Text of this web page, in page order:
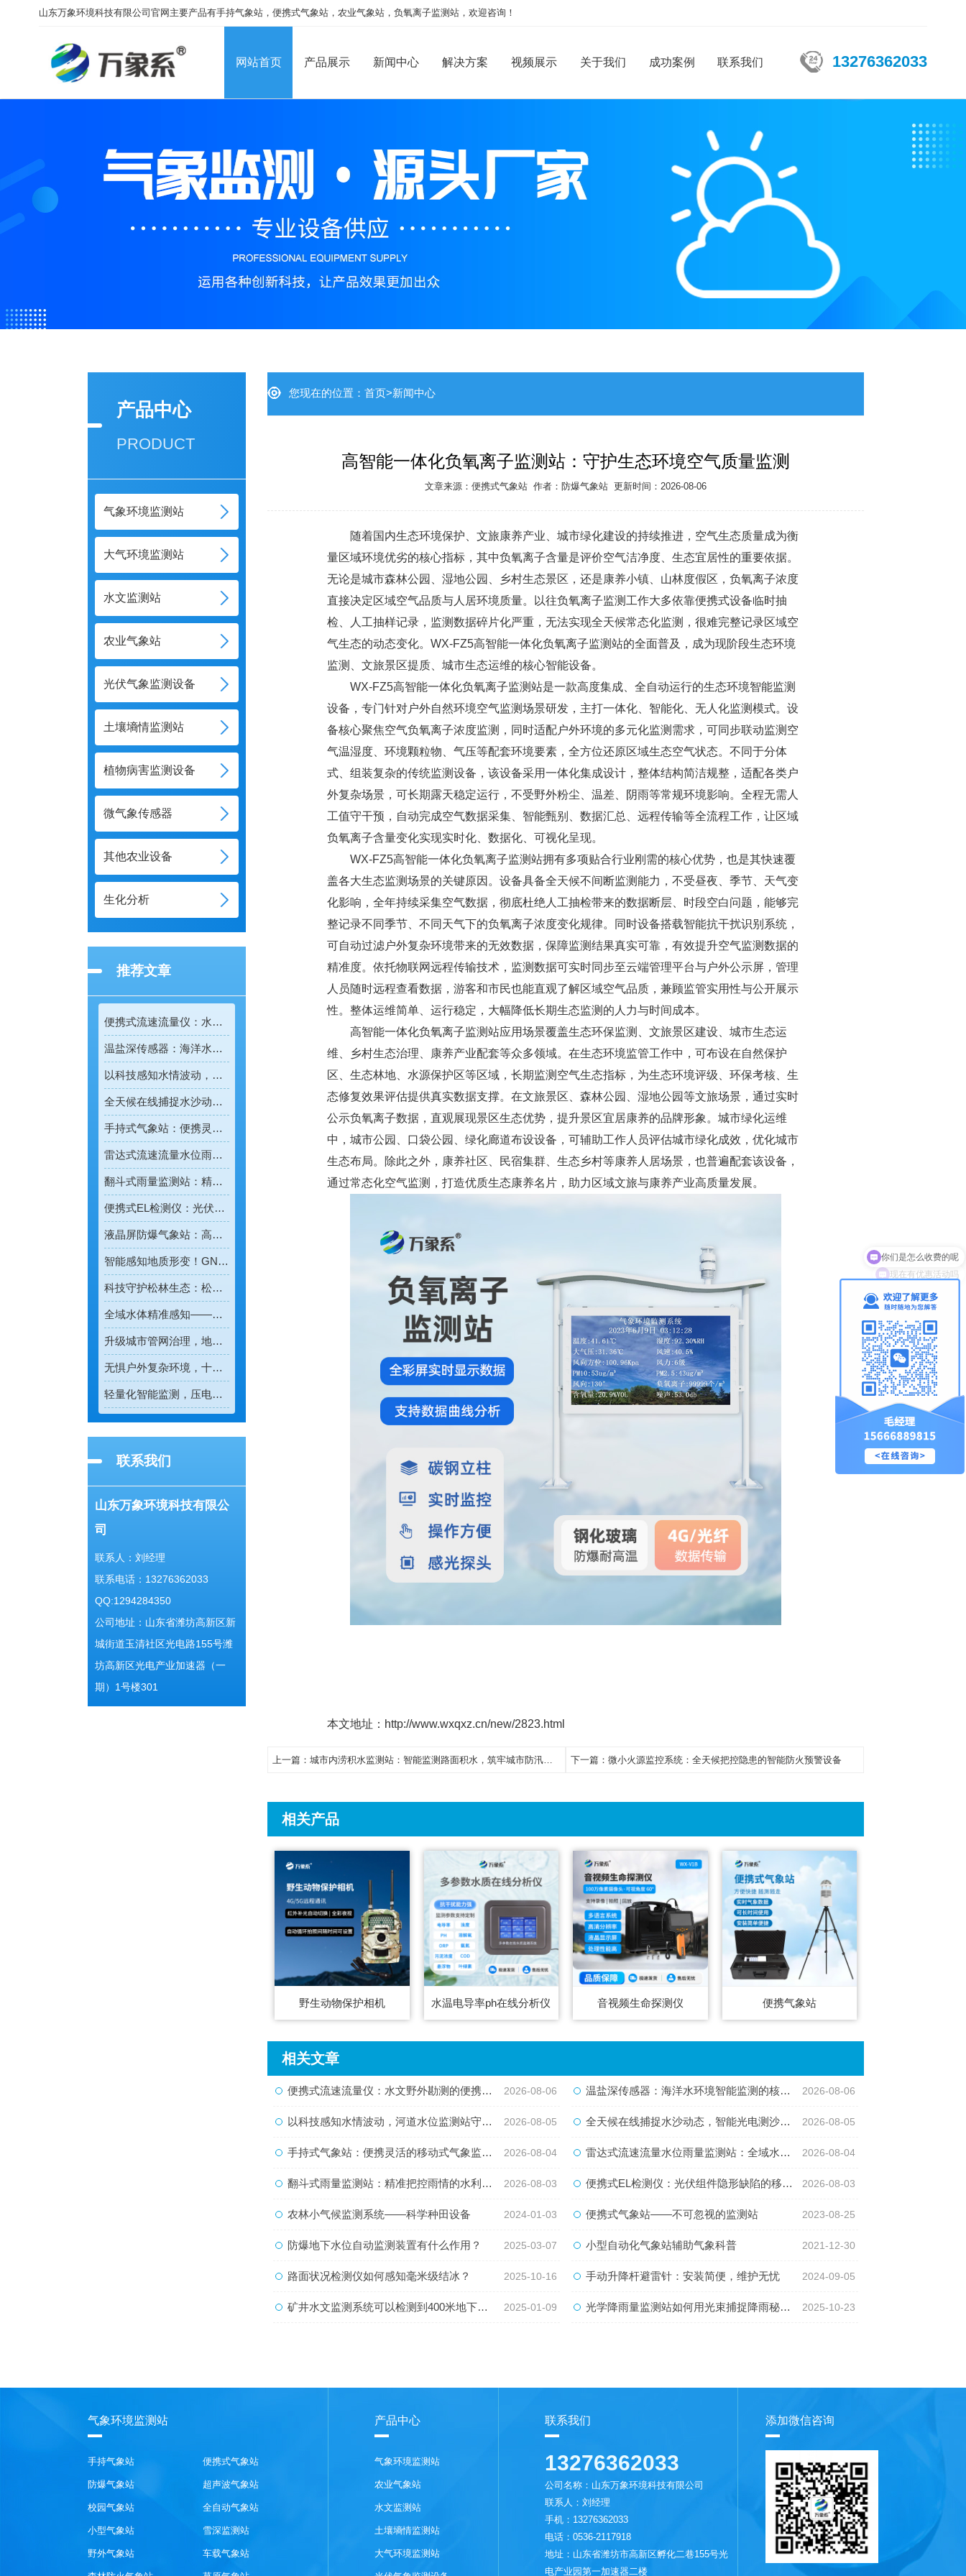
山东万象环境科技有限公司官网主要产品有手持气象站，便携式气象站，农业气象站，负氧离子监测站，欢迎咨询！
13276362033
网站首页 产品展示 新闻中心 解决方案 视频展示 关于我们 成功案例 联系我们
产品中心
PRODUCT
气象环境监测站
大气环境监测站
水文监测站
农业气象站
光伏气象监测设备
土壤墒情监测站
植物病害监测设备
微气象传感器
其他农业设备
生化分析
推荐文章
便携式流速流量仪：水文野外勘测的便携智能检测利器
温盐深传感器：海洋水环境智能监测的核心感知设备
以科技感知水情波动，河道水位监测站守护流域河道安全
全天候在线捕捉水沙动态，智能光电测沙仪守护水域水沙安全
手持式气象站：便携灵活的移动式气象监测智能设备
雷达式流速流量水位雨量监测站：全域水文智慧监测一体化设备
翻斗式雨量监测站：精准把控雨情的水利水文监测设备
便携式EL检测仪：光伏组件隐形缺陷的移动检测利器
液晶屏防爆气象站：高危场景专用的智能化气象监测设备
智能感知地质形变！GNSS位移监测系统守护全域地质安全
科技守护松林生态：松材线虫病检测仪助力林业精准防疫
全域水体精准感知——多普勒流速仪重塑水流测速新模式
升级城市管网治理，地下管网水文监测系统实现精细化管控
无惧户外复杂环境，十要素自动气象站稳定守护全域气象安全
轻量化智能监测，压电雨量监测站适配全场景雨量观测
联系我们
山东万象环境科技有限公
司
联系人：刘经理
联系电话：13276362033
QQ:1294284350
公司地址：山东省潍坊高新区新
城街道玉清社区光电路155号潍
坊高新区光电产业加速器（一
期）1号楼301
您现在的位置： 首页>新闻中心
高智能一体化负氧离子监测站：守护生态环境空气质量监测
文章来源： 便携式气象站 作者： 防爆气象站 更新时间：2026-08-06
随着国内生态环境保护、文旅康养产业、城市绿化建设的持续推进，空气生态质量成为衡
量区域环境优劣的核心指标，其中负氧离子含量是评价空气洁净度、生态宜居性的重要依据。
无论是城市森林公园、湿地公园、乡村生态景区，还是康养小镇、山林度假区，负氧离子浓度
直接决定区域空气品质与人居环境质量。以往负氧离子监测工作大多依靠便携式设备临时抽
检、人工抽样记录，监测数据碎片化严重，无法实现全天候常态化监测，很难完整记录区域空
气生态的动态变化。WX-FZ5高智能一体化负氧离子监测站的全面普及，成为现阶段生态环境
监测、文旅景区提质、城市生态运维的核心智能设备。
WX-FZ5高智能一体化负氧离子监测站是一款高度集成、全自动运行的生态环境智能监测
设备，专门针对户外自然环境空气监测场景研发，主打一体化、智能化、无人化监测模式。设
备核心聚焦空气负氧离子浓度监测，同时适配户外环境的多元化监测需求，可同步联动监测空
气温湿度、环境颗粒物、气压等配套环境要素，全方位还原区域生态空气状态。不同于分体
式、组装复杂的传统监测设备，该设备采用一体化集成设计，整体结构简洁规整，适配各类户
外复杂场景，可长期露天稳定运行，不受野外粉尘、温差、阴雨等常规环境影响。全程无需人
工值守干预，自动完成空气数据采集、智能甄别、数据汇总、远程传输等全流程工作，让区域
负氧离子含量变化实现实时化、数据化、可视化呈现。
WX-FZ5高智能一体化负氧离子监测站拥有多项贴合行业刚需的核心优势，也是其快速覆
盖各大生态监测场景的关键原因。设备具备全天候不间断监测能力，不受昼夜、季节、天气变
化影响，全年持续采集空气数据，彻底杜绝人工抽检带来的数据断层、时段空白问题，能够完
整记录不同季节、不同天气下的负氧离子浓度变化规律。同时设备搭载智能抗干扰识别系统，
可自动过滤户外复杂环境带来的无效数据，保障监测结果真实可靠，有效提升空气监测数据的
精准度。依托物联网远程传输技术，监测数据可实时同步至云端管理平台与户外公示屏，管理
人员随时远程查看数据，游客和市民也能直观了解区域空气品质，兼顾监管实用性与公开展示
性。整体运维简单、运行稳定，大幅降低长期生态监测的人力与时间成本。
高智能一体化负氧离子监测站应用场景覆盖生态环保监测、文旅景区建设、城市生态运
维、乡村生态治理、康养产业配套等众多领域。在生态环境监管工作中，可布设在自然保护
区、生态林地、水源保护区等区域，长期监测空气生态指标，为生态环境评级、环保考核、生
态修复效果评估提供真实数据支撑。在文旅景区、森林公园、湿地公园等文旅场景，通过实时
公示负氧离子数据，直观展现景区生态优势，提升景区宜居康养的品牌形象。城市绿化运维
中，城市公园、口袋公园、绿化廊道布设设备，可辅助工作人员评估城市绿化成效，优化城市
生态布局。除此之外，康养社区、民宿集群、生态乡村等康养人居场景，也普遍配套该设备，
通过常态化空气监测，打造优质生态康养名片，助力区域文旅与康养产业高质量发展。
本文地址：http://www.wxqxz.cn/new/2823.html
上一篇： 城市内涝积水监测站：智能监测路面积水，筑牢城市防汛排涝防线 下一篇： 微小火源监控系统：全天候把控隐患的智能防火预警设备
相关产品
野生动物保护相机 水温电导率ph在线分析仪 音视频生命探测仪 便携气象站
相关文章
便携式流速流量仪：水文野外勘测的便携智能检测利器 2026-08-06 温盐深传感器：海洋水环境智能监测的核心感知设备 2026-08-06
以科技感知水情波动，河道水位监测站守护流域河道安全 2026-08-05 全天候在线捕捉水沙动态，智能光电测沙仪守护水域水沙安全 2026-08-05
手持式气象站：便携灵活的移动式气象监测智能设备 2026-08-04 雷达式流速流量水位雨量监测站：全域水文智慧监测一体化设备 2026-08-04
翻斗式雨量监测站：精准把控雨情的水利水文监测设备 2026-08-03 便携式EL检测仪：光伏组件隐形缺陷的移动检测利器 2026-08-03
农林小气候监测系统——科学种田设备 2024-01-03 便携式气象站——不可忽视的监测站 2023-08-25
防爆地下水位自动监测装置有什么作用？ 2025-03-07 小型自动化气象站辅助气象科普 2021-12-30
路面状况检测仪如何感知毫米级结冰？ 2025-10-16 手动升降杆避雷针：安装简便，维护无忧 2024-09-05
矿井水文监测系统可以检测到400米地下水位情况 2025-01-09 光学降雨量监测站如何用光束捕捉降雨秘密？ 2025-10-23
气象环境监测站
手持气象站 便携式气象站
防爆气象站 超声波气象站
校园气象站 全自动气象站
小型气象站 雪深监测站
野外气象站 车载气象站
产品中心
气象环境监测站
农业气象站
水文监测站
土壤墒情监测站
大气环境监测站
联系我们
13276362033
公司名称：山东万象环境科技有限公司
联系人：刘经理
手机：13276362033
电话：0536-2117918
地址：山东省潍坊市高新区孵化二巷155号光
电产业园第一加速器二楼
添加微信咨询
现在有优惠活动吗